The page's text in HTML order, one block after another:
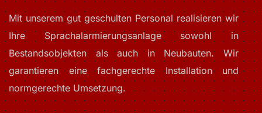
Mit unserem gut geschulten Personal realisieren wir
Ihre Sprachalarmierungsanlage sowohl in
Bestandsobjekten als auch in Neubauten. Wir
garantieren eine fachgerechte Installation und
normgerechte Umsetzung.